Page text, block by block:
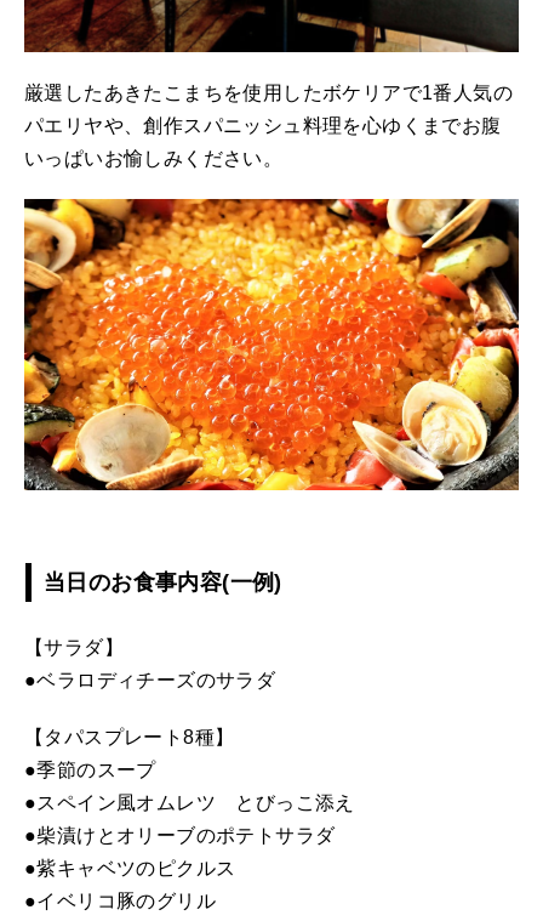
厳選したあきたこまちを使用したボケリアで1番人気の
パエリヤや、創作スパニッシュ料理を心ゆくまでお腹
いっぱいお愉しみください。
当日のお食事内容(一例)
【サラダ】
●ベラロディチーズのサラダ
【タパスプレート8種】
●季節のスープ
●スペイン風オムレツ とびっこ添え
●柴漬けとオリーブのポテトサラダ
●紫キャベツのピクルス
●イベリコ豚のグリル